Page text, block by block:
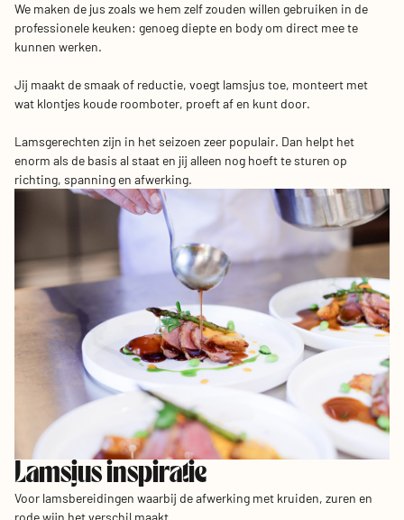
We maken de jus zoals we hem zelf zouden willen gebruiken in de
professionele keuken: genoeg diepte en body om direct mee te
kunnen werken.
Jij maakt de smaak of reductie, voegt lamsjus toe, monteert met
wat klontjes koude roomboter, proeft af en kunt door.
Lamsgerechten zijn in het seizoen zeer populair. Dan helpt het
enorm als de basis al staat en jij alleen nog hoeft te sturen op
richting, spanning en afwerking.
Lamsjus inspiratie
Voor lamsbereidingen waarbij de afwerking met kruiden, zuren en
rode wijn het verschil maakt.